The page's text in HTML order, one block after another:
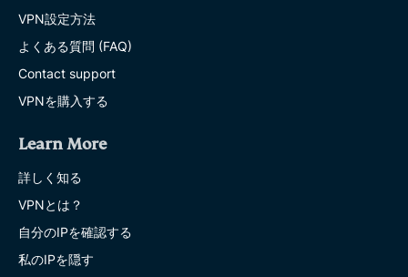
VPN設定方法
よくある質問 (FAQ)
Contact support
VPNを購入する
Learn More
詳しく知る
VPNとは？
自分のIPを確認する
私のIPを隠す